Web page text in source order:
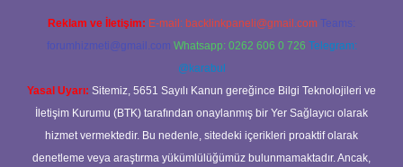
Reklam ve İletişim: E-mail: backlinkpaneli@gmail.com Teams:
forumhizmeti@gmail.com Whatsapp: 0262 606 0 726 Telegram:
@karabul
Yasal Uyarı: Sitemiz, 5651 Sayılı Kanun gereğince Bilgi Teknolojileri ve
İletişim Kurumu (BTK) tarafından onaylanmış bir Yer Sağlayıcı olarak
hizmet vermektedir. Bu nedenle, sitedeki içerikleri proaktif olarak
denetleme veya araştırma yükümlülüğümüz bulunmamaktadır. Ancak,